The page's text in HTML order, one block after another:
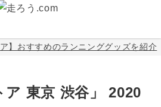
】おすすめのランニンググッズを紹介
ア 東京 渋谷」 2020